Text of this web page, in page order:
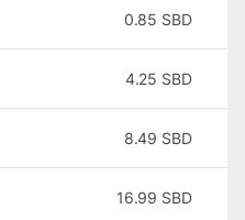
0.85 SBD
4.25 SBD
8.49 SBD
16.99 SBD